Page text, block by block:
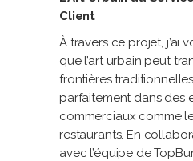
Client
À travers ce projet, j’ai
que l’art urbain peut
frontières
parfaitement dans des
commerciaux comme
restaurants. En
avec l’équipe de